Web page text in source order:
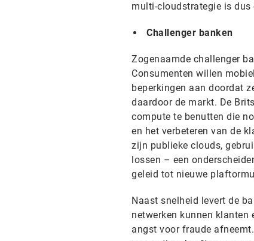
multi-cloudstrategie is
Challenger banken
Zogenaamde challenger
Consumenten willen
beperkingen aan doordat
daardoor de markt. De
compute te benutten die
en het verbeteren van de
zijn publieke clouds,
lossen – een
geleid tot nieuwe
Naast snelheid levert de
netwerken kunnen klanten
angst voor fraude